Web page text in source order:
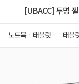
[UBACC] 투명
노트북ㆍ태블릿 태블